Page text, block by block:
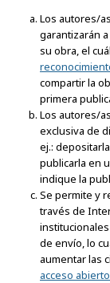
Los autores/
garantizarán
su obra, el
compartir la
primera
Los autores/
exclusiva de
ej.:
publicarla en
indique la
Se permite y
través de
de envío, lo
aumentar las
acceso abierto